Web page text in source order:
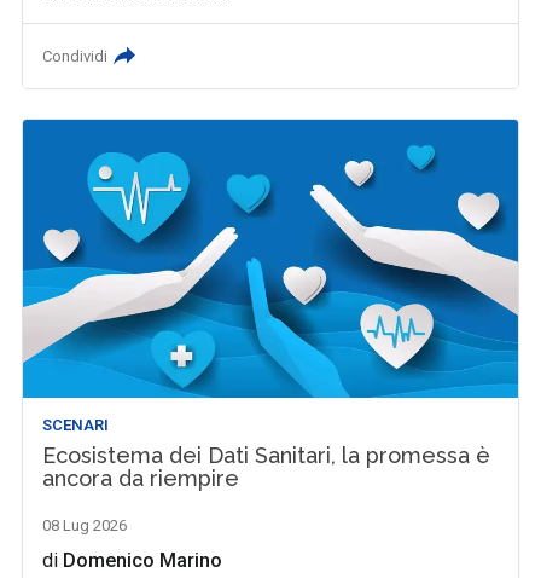
Condividi
SCENARI
Ecosistema dei Dati Sanitari, la promessa è
ancora da riempire
08 Lug 2026
di Domenico Marino